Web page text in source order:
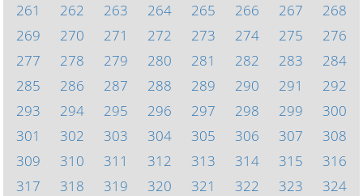
261
262 263 264 265 266 267
268
269
270 271 272 273 274 275
276
277
278 279 280 281 282 283
284
285
286 287 288 289 290 291
292
293
294 295 296 297 298 299
300
301
302 303 304 305 306 307
308
309
310 311 312 313 314 315
316
317
318 319 320 321 322 323
324